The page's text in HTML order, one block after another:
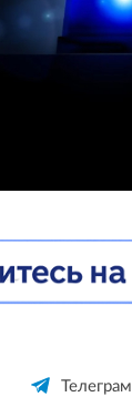
Телеграм